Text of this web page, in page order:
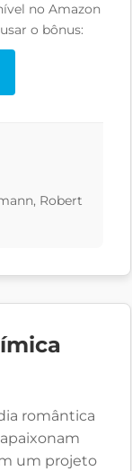
no Amazon
o bônus:
Robert
romântica
um projeto